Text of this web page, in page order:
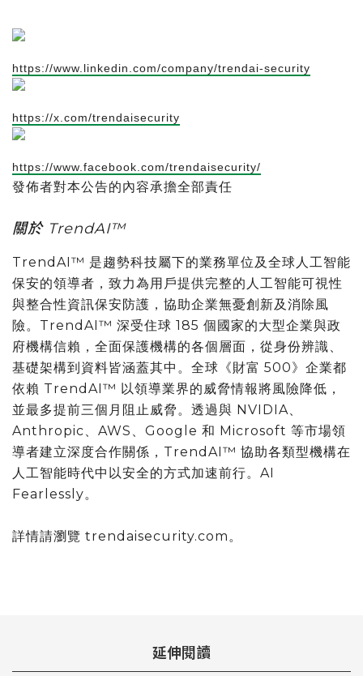
https://www.linkedin.com/company/trendai-security
https://x.com/trendaisecurity
https://www.facebook.com/trendaisecurity/
發佈者對本公告的內容承擔全部責任
關於 TrendAI™
TrendAI™ 是趨勢科技屬下的業務單位及全球人工智能
保安的領導者，致力為用戶提供完整的人工智能可視性
與整合性資訊保安防護，協助企業無憂創新及消除風
險。TrendAI™ 深受住球 185 個國家的大型企業與政
府機構信賴，全面保護機構的各個層面，從身份辨識、
基礎架構到資料皆涵蓋其中。全球《財富 500》企業都
依賴 TrendAI™ 以領導業界的威脅情報將風險降低，
並最多提前三個月阻止威脅。透過與 NVIDIA、
Anthropic、AWS、Google 和 Microsoft 等市場領
導者建立深度合作關係，TrendAI™ 協助各類型機構在
人工智能時代中以安全的方式加速前行。AI
Fearlessly。
詳情請瀏覽 trendaisecurity.com。
延伸閱讀